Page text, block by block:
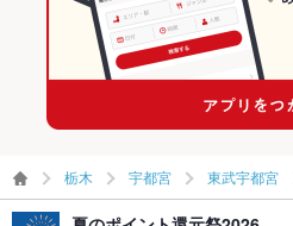
栃木 宇都宮 東武宇都宮